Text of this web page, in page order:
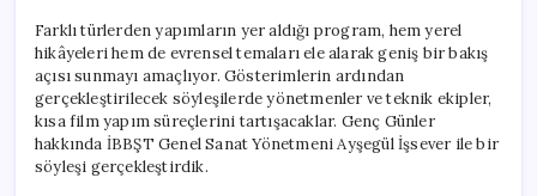
Farklı türlerden yapımların yer aldığı program, hem yerel
hikâyeleri hem de evrensel temaları ele alarak geniş bir bakış
açısı sunmayı amaçlıyor. Gösterimlerin ardından
gerçekleştirilecek söyleşilerde yönetmenler ve teknik ekipler,
kısa film yapım süreçlerini tartışacaklar. Genç Günler
hakkında İBBŞT Genel Sanat Yönetmeni Ayşegül İşsever ile bir
söyleşi gerçekleştirdik.